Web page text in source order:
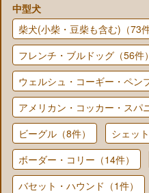
中型犬
柴犬(小柴・豆柴も含む)（73件
フレンチ・ブルドッグ（56件）
ウェルシュ・コーギー・ペン
アメリカン・コッカー・スパ
ビーグル（8件）
シェッ
ボーダー・コリー（14件）
バセット・ハウンド（1件）